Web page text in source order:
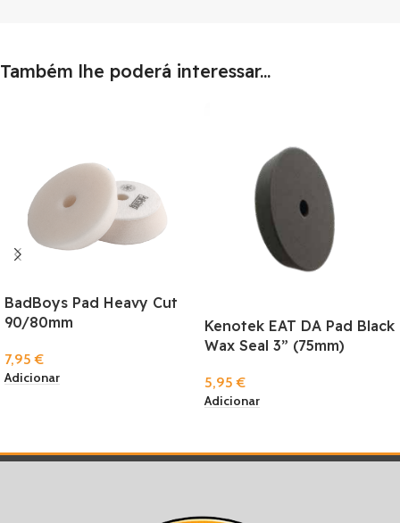
Também lhe poderá interessar...
BadBoys Pad Heavy Cut
90/80mm
7,95€
Adicionar
Kenotek EAT DA Pad Black
Wax Seal 3” (75mm)
5,95€
Adicionar